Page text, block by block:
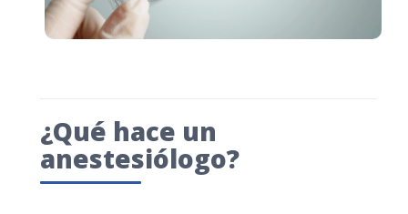
¿Qué hace un
anestesiólogo?